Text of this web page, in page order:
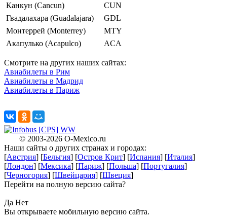
Канкун (Cancun)
CUN
Гвадалахара (Guadalajara)
GDL
Монтеррей (Monterrey)
MTY
Акапулько (Acapulco)
ACA
Смотрите на других наших сайтах:
Авиабилеты в Рим
Авиабилеты в Мадрид
Авиабилеты в Париж
© 2003-2026 O-Mexico.ru
Наши сайты о других странах и городах:
[Австрия] [Бельгия] [Остров Крит] [Испания] [Италия]
[Лондон] [Мексика] [Париж] [Польша] [Португалия]
[Черногория] [Швейцария] [Швеция]
Перейти на полную версию сайта?
Да Нет
Вы открываете мобильную версию сайта.